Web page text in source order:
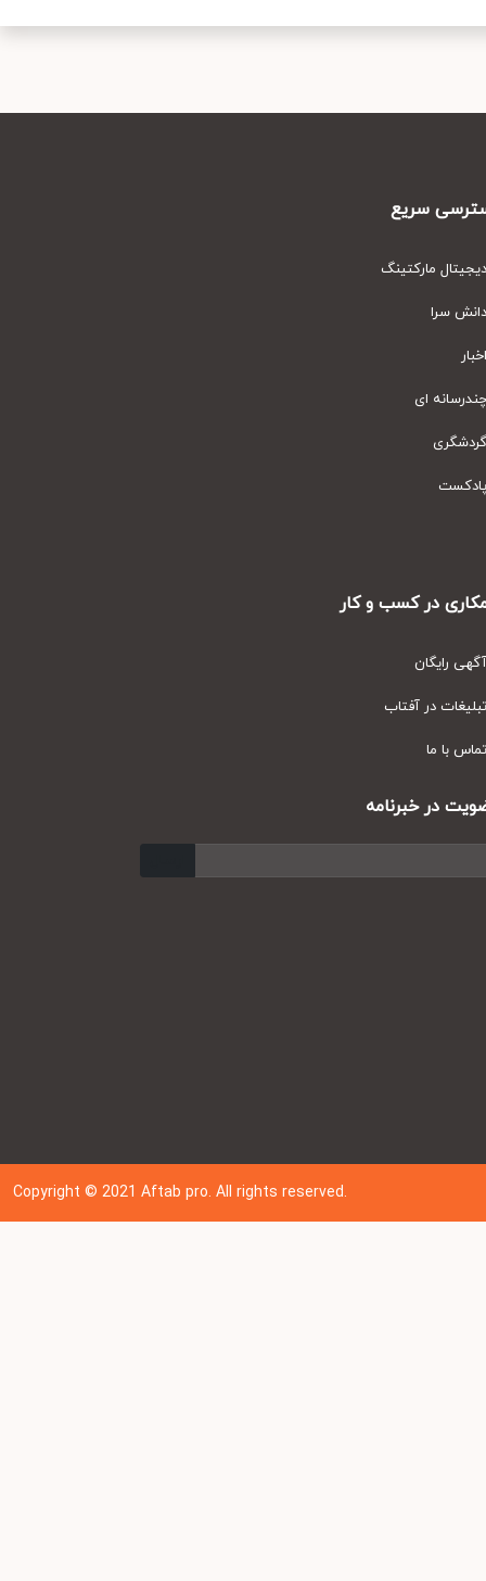
سریع
مارکتینگ
سرا
ای
در کسب و کار
رایگان
در آفتاب
با ما
در خبرنامه
Copyright © 202 1Aftab pro. All rights reserved.